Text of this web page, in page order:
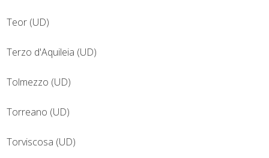
Teor (UD)
Terzo d'Aquileia (UD)
Tolmezzo (UD)
Torreano (UD)
Torviscosa (UD)